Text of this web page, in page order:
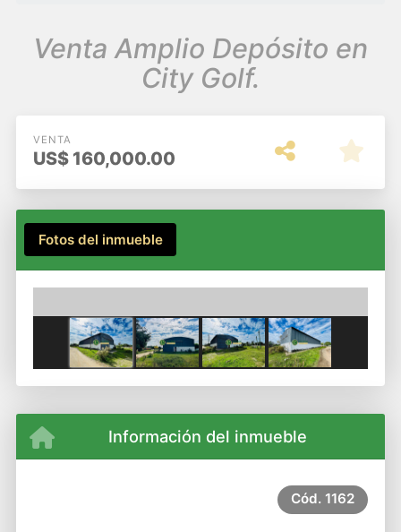
Venta Amplio Depósito en
City Golf.
VENTA
US$160,000.00
Fotos del inmueble
Previous
Información del inmueble
Cód. 1162